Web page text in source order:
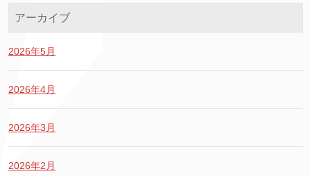
アーカイブ
2026年5月
2026年4月
2026年3月
2026年2月